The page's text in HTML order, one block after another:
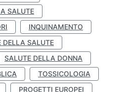
SALUTE
INQUINAMENTO
DELLA SALUTE
SALUTE DELLA DONNA
TOSSICOLOGIA
PROGETTI EUROPEI